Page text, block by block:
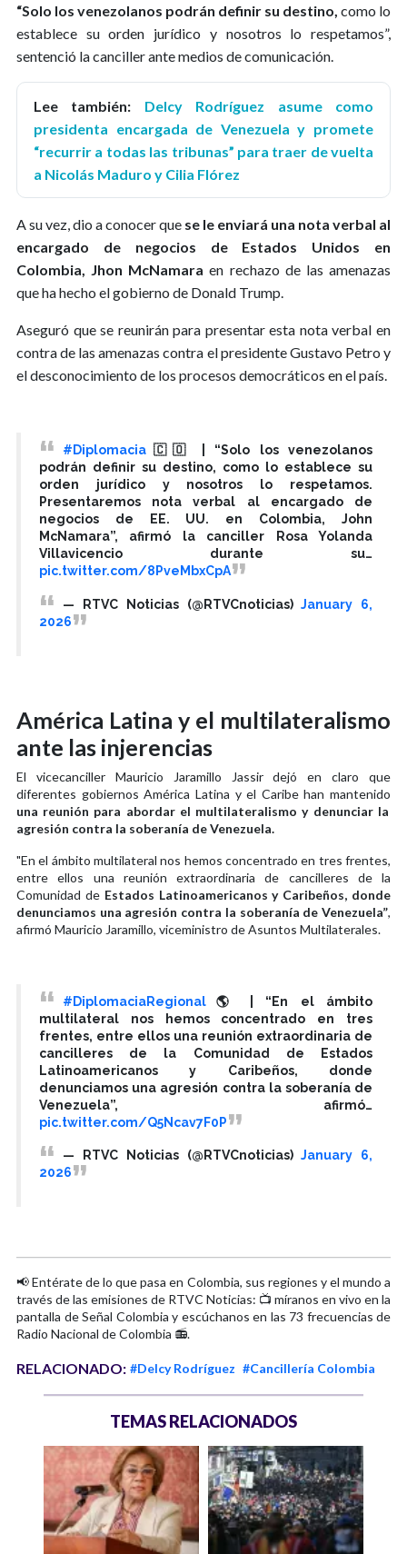
“Solo los venezolanos podrán definir su destino, como lo
establece su orden jurídico y nosotros lo respetamos”,
sentenció la canciller ante medios de comunicación.
Lee también: Delcy Rodríguez asume como
presidenta encargada de Venezuela y promete
“recurrir a todas las tribunas” para traer de vuelta
a Nicolás Maduro y Cilia Flórez
A su vez, dio a conocer que se le enviará una nota verbal al
encargado de negocios de Estados Unidos en
Colombia, Jhon McNamara en rechazo de las amenazas
que ha hecho el gobierno de Donald Trump.
Aseguró que se reunirán para presentar esta nota verbal en
contra de las amenazas contra el presidente Gustavo Petro y
el desconocimiento de los procesos democráticos en el país.
#Diplomacia 🇨🇴 | “Solo los venezolanos
podrán definir su destino, como lo establece su
orden jurídico y nosotros lo respetamos.
Presentaremos nota verbal al encargado de
negocios de EE. UU. en Colombia, John
McNamara”, afirmó la canciller Rosa Yolanda
Villavicencio durante su…
pic.twitter.com/8PveMbxCpA
— RTVC Noticias (@RTVCnoticias)January 6,
2026
América Latina y el multilateralismo
ante las injerencias
El vicecanciller Mauricio Jaramillo Jassir dejó en claro que
diferentes gobiernos América Latina y el Caribe han mantenido
una reunión para abordar el multilateralismo y denunciar la
agresión contra la soberanía de Venezuela.
"En el ámbito multilateral nos hemos concentrado en tres frentes,
entre ellos una reunión extraordinaria de cancilleres de la
Comunidad de Estados Latinoamericanos y Caribeños, donde
denunciamos una agresión contra la soberanía de Venezuela”,
afirmó Mauricio Jaramillo, viceministro de Asuntos Multilaterales.
#DiplomaciaRegional 🌎 | “En el ámbito
multilateral nos hemos concentrado en tres
frentes, entre ellos una reunión extraordinaria de
cancilleres de la Comunidad de Estados
Latinoamericanos y Caribeños, donde
denunciamos una agresión contra la soberanía de
Venezuela”, afirmó…
pic.twitter.com/Q5Ncav7F0P
— RTVC Noticias (@RTVCnoticias)January 6,
2026
📢 Entérate de lo que pasa en Colombia, sus regiones y el mundo a
través de las emisiones de RTVC Noticias: 📺 míranos en vivo en la
pantalla de Señal Colombia y escúchanos en las 73 frecuencias de
Radio Nacional de Colombia 📻.
RELACIONADO: #Delcy Rodríguez #Cancillería Colombia
TEMAS RELACIONADOS